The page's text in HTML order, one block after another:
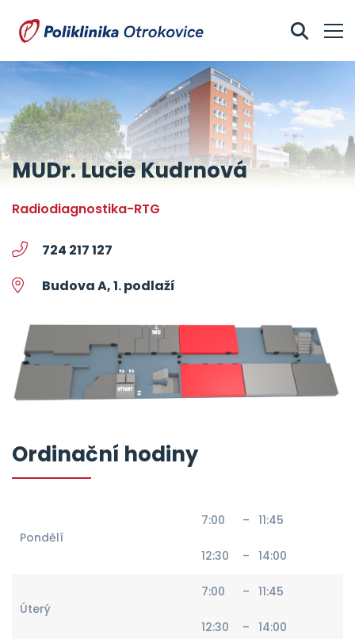
MUDr. Lucie Kudrnová
radiodiagnostika-RTG
724 217 127
Budova A, 1. podlaží
Ordinační hodiny
Pondělí
7:00 – 11:45
12:30 – 14:00
Úterý
7:00 – 11:45
12:30 – 14:00